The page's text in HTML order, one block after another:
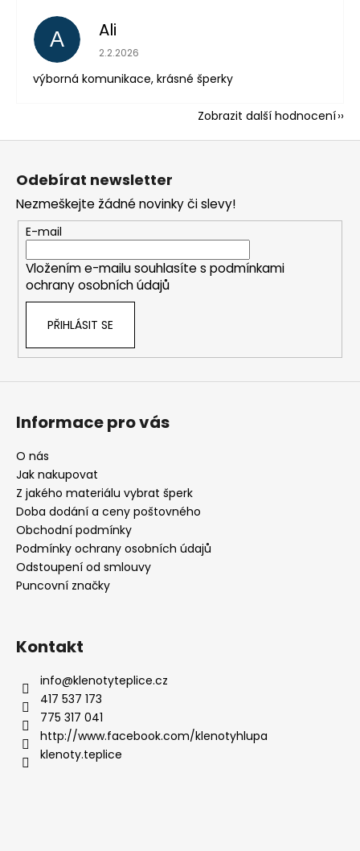
A Ali
Hodnocení obchodu je 5 z 5 hvězdiček.
2.2.2026
výborná komunikace, krásné šperky
Zobrazit další hodnocení
Z
Odebírat newsletter
Nezmeškejte žádné novinky či slevy!
E-mail
Vložením e-mailu souhlasíte s podmínkami
ochrany osobních údajů
PŘIHLÁSIT SE
Informace pro vás
O nás
Jak nakupovat
Z jakého materiálu vybrat šperk
Doba dodání a ceny poštovného
Obchodní podmínky
Podmínky ochrany osobních údajů
Odstoupení od smlouvy
Puncovní značky
Kontakt
info@klenotyteplice.cz
417 537 173
775 317 041
http://www.facebook.com/klenotyhlupa
klenoty.teplice